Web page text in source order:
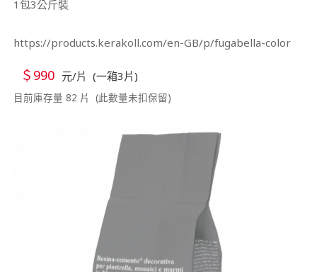
1包3公斤裝
https://products.kerakoll.com/en-GB/p/fugabella-color
＄990 元/片 (一箱3片)
目前庫存量 82 片 (此數量未扣保留)